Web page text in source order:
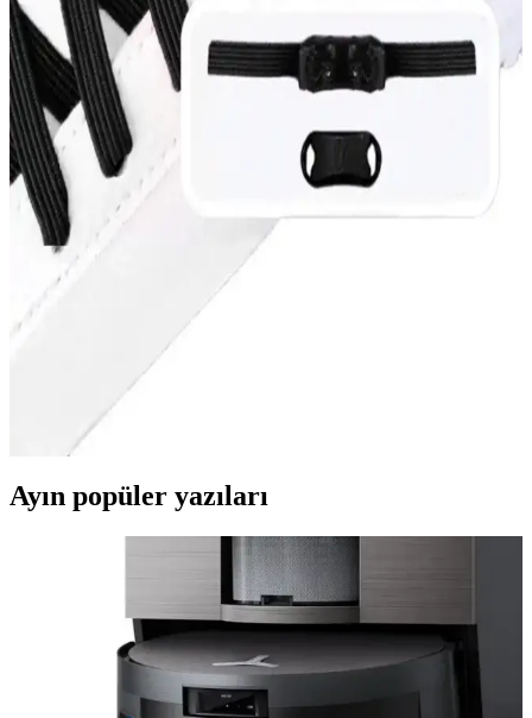
Kadın Spor Ayakkabılarında Temel Özellikler ve
Performans Kriterleri Analizi
Kadın spor ayakkabıları, hafiflik, nefes alabilirlik ve dayanıklılık
gibi özellikleriyle spor ve günlük yaşamda konfor sağlar.
Performansı artıran tasarımlar, kullanım alanlarına göre seçilir.
Yaz Ayakkabılarında Hafiflik ve Nefes Alabilirlik
Özellikleri ve Seçim Rehberi
Yaz ayakkabıları, hafif ve nefes alabilir malzeme ve tasarımlarla
sıcak havalarda konfor sağlar, ayak sağlığını korur ve şıklık sunar.
Bağcıksız ve Bağlanmayan Bağcık Teknolojileriyle
Konforlu Ayakkabı Tasarımları
Gelişmiş bağcık teknolojileri, ayakkabıları daha pratik ve konforlu
hale getiriyor, kullanım kolaylığı sağlıyor ve hareket özgürlüğünü
Ayın popüler yazıları